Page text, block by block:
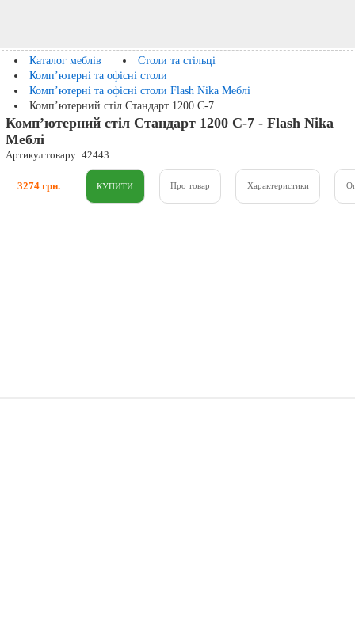
Каталог меблів
Столи та стільці
Комп’ютерні та офісні столи
Комп’ютерні та офісні столи Flash Nika Меблі
Комп’ютерний стіл Стандарт 1200 С-7
Комп’ютерний стіл Стандарт 1200 С-7 - Flash Nika
Меблі
Артикул товару: 42443
3274 грн. Про товар Характеристики